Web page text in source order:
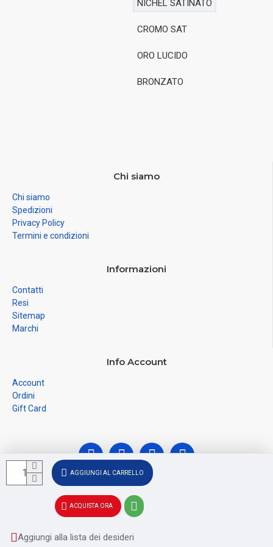
NICHEL SATINATO
CROMO SAT
ORO LUCIDO
BRONZATO
AGGIUNGI AL CARRELLO
ACQUISTA ORA
Aggiungi alla lista dei desideri
Chi siamo
Chi siamo
Spedizioni
Privacy Policy
Termini e condizioni
Informazioni
Contatti
Resi
Sitemap
Marchi
Info Account
Account
Ordini
Gift Card
© Ferramenta Santoro Domenico 2026, C.F.
SNTDNC60T04F481U, P.IVA IT02228110652 - Registro delle